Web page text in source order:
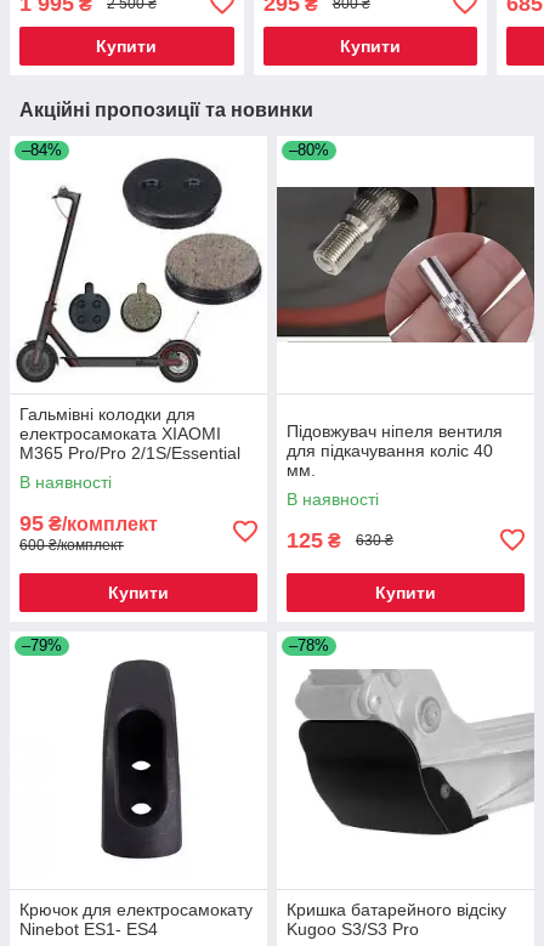
2 500 ₴
Купити
800 ₴
Купити
Акційні пропозиції та новинки
–84%
Гальмівні колодки для
електросамоката XIAOMI
M365 Pro/Pro 2/1S/Essential
В наявності
95 ₴/комплект
600 ₴/комплект
Купити
–80%
Підовжувач ніпеля вентиля
для підкачування коліс 40
мм.
В наявності
125 ₴ 630 ₴
Купити
–79%
Крючок для електросамокату
Ninebot ES1- ES4
–78%
Кришка батарейного відсіку
Kugoo S3/S3 Pro